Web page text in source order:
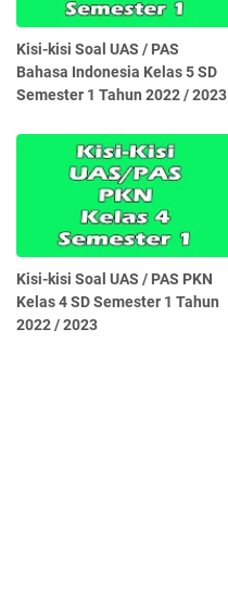
Kisi-kisi Soal UAS / PAS
Bahasa Indonesia Kelas 5 SD
Semester 1 Tahun 2022 / 2023
Kisi-kisi Soal UAS / PAS PKN
Kelas 4 SD Semester 1 Tahun
2022 / 2023